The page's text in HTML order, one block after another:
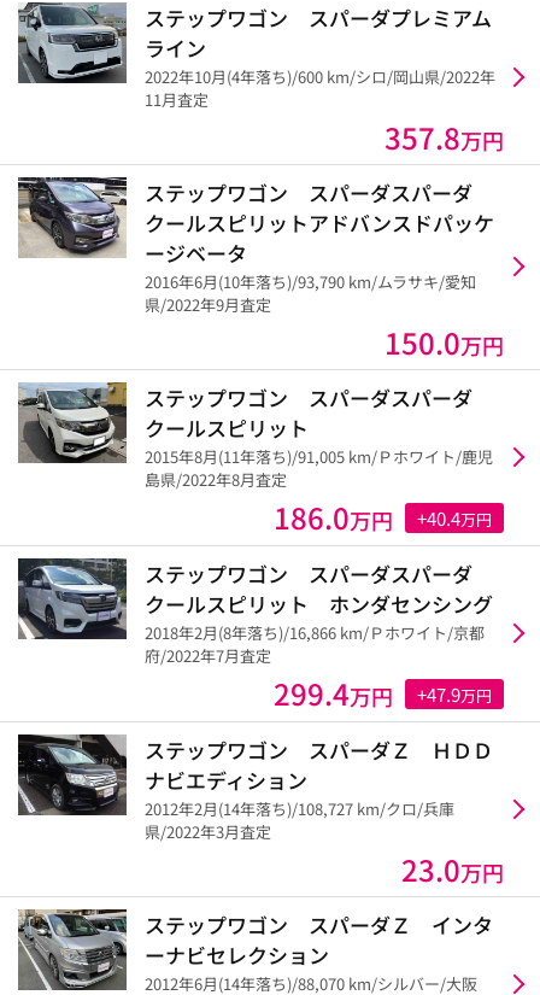
ステップワゴン スパーダプレミアム
ライン
2022年10月(4年落ち)/600 km/シロ/岡山県/2022年
11月査定
357.8万円
ステップワゴン スパーダスパーダ
クールスピリットアドバンスドパッケ
ージベータ
2016年6月(10年落ち)/93,790 km/ムラサキ/愛知
県/2022年9月査定
150.0万円
ステップワゴン スパーダスパーダ
クールスピリット
2015年8月(11年落ち)/91,005 km/Ｐホワイト/鹿児
島県/2022年8月査定
186.0万円 +40.4万円
ステップワゴン スパーダスパーダ
クールスピリット ホンダセンシング
2018年2月(8年落ち)/16,866 km/Ｐホワイト/京都
府/2022年7月査定
299.4万円 +47.9万円
ステップワゴン スパーダＺ ＨＤＤ
ナビエディション
2012年2月(14年落ち)/108,727 km/クロ/兵庫
県/2022年3月査定
23.0万円
ステップワゴン スパーダＺ インタ
ーナビセレクション
2012年6月(14年落ち)/88,070 km/シルバー/大阪